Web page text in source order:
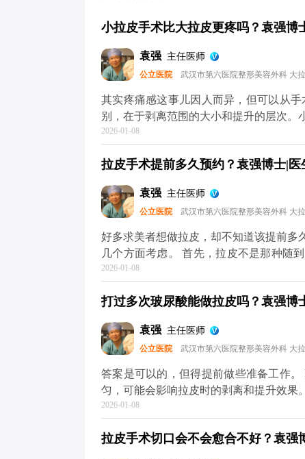
小拉皮手术比大拉皮更疼吗？袁强博
袁强 主任医师
公立医院 武汉市第六医院整形美容外科 大
其实疼痛感这事儿因人而异，但可以从手术本身的特点
别，在于剥离范围的大小和提升的层次。
做小拉皮更轻松。但疼痛感真不是由手术
疼痛感主要集中在恢复初期，但可以通
术式，关键还是要根据自己的衰老程度
MCR复合提升术的问题，可以去官方媒
解。
2026-01-08
拉皮手术提前多久预约？袁强博士|
袁强 主任医师
公立医院 武汉市第六医院整形美容外科 大
好多求美者想做拉皮，却不知道该提前多
几个方面考虑。 首先，拉皮不是那种随
议至少提前1-2个月预约面诊，这样医生
一定要提前规划好时间，避免恢复期和重
术排期通常都比较满，提前预约才能避
询，给自己和医生都留足准备时间。 想
平台（公众号、百家号、小红薯）预约面
2026-01-08
打过多次玻尿酸能做拉皮吗？袁强博
袁强 主任医师
公立医院 武汉市第六医院整形美容外科 大
答案是可以的，但得提前做些准备工作
匀，可能会影响拉皮时的剥离和提升效果
术的复杂度。 所以我一般建议，拉皮手
也能让提升效果更精准、更持久。 其实
2026-01-08
拉皮手术切口会不会愈合不好？袁强